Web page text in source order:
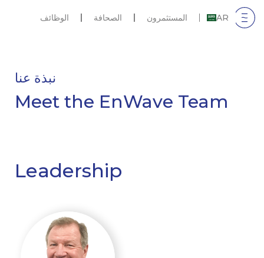
الوظائف الصحافة المستثمرون AR
نبذة عنا
Meet the EnWave Team
Leadership